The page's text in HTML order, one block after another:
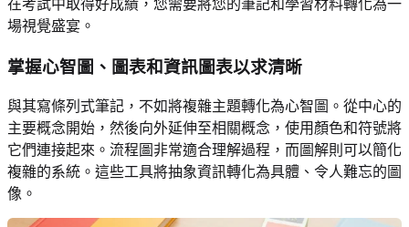
在考試中取得好成績，您需要將您的筆記和學習材料轉化為一
場視覺盛宴。
掌握心智圖、圖表和資訊圖表以求清晰
與其寫條列式筆記，不如將複雜主題轉化為心智圖。從中心的
主要概念開始，然後向外延伸至相關概念，使用顏色和符號將
它們連接起來。流程圖非常適合理解過程，而圖解則可以簡化
複雜的系統。這些工具將抽象資訊轉化為具體、令人難忘的圖
像。